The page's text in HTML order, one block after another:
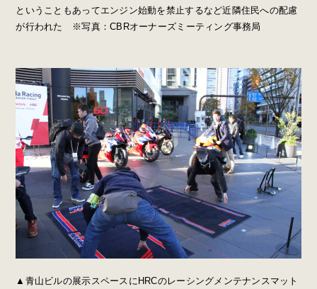
ということもあってエンジン始動を禁止するなど近隣住民への配慮
が行われた ※写真：CBRオーナーズミーティング事務局
▲青山ビルの展示スペースにHRCのレーシングメンテナンスマット